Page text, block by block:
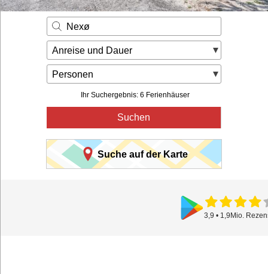
Login
Nexø
Anreise und Dauer
Personen
Ihr Suchergebnis: 6 Ferienhäuser
Suchen
Suche auf der Karte
3,9 • 1,9Mio.